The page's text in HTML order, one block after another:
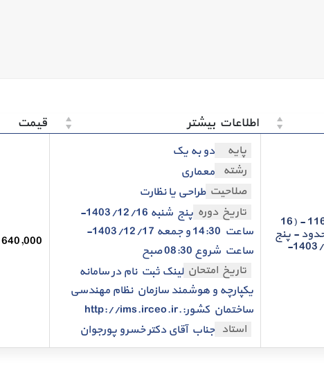
اطلاعات بیشتر قیمت
الزامات هماهنگی، مدیریت و اجرای ساختمان - کد 116 - (16
نام محدود - پنج
شنبه 1403/12/16- ساعت 14:30 و جمعه 1403/12/17-
پایه
دو به یک
رشته معماری
صلاحیت طراحی یا نظارت
تاریخ دوره
پنج شنبه 1403/12/16-
ساعت 14:30 و جمعه 1403/12/17-
ساعت شروع 08:30 صبح
تاریخ امتحان لینک ثبت نام در سامانه
یکپارچه و هوشمند سازمان نظام مهندسی
ساختمان کشور:.http://ims.irceo.ir
استاد جناب آقای دکتر خسرو پورجوان
640,000